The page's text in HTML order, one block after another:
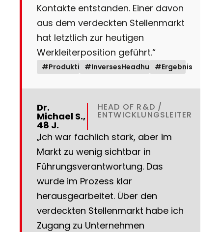
Kontakte entstanden. Einer davon
aus dem verdeckten Stellenmarkt
hat letztlich zur heutigen
Werkleiterposition geführt.“
#Produktion#InversesHeadhunting#Ergebnis
Dr.
Michael S.,
48 J.
HEAD OF R&D /
ENTWICKLUNGSLEITER
„Ich war fachlich stark, aber im
Markt zu wenig sichtbar in
Führungsverantwortung. Das
wurde im Prozess klar
herausgearbeitet. Über den
verdeckten Stellenmarkt habe ich
Zugang zu Unternehmen